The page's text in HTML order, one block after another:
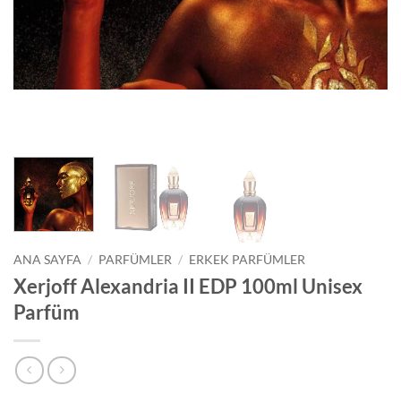
ANA SAYFA / PARFÜMLER / ERKEK PARFÜMLER
Xerjoff Alexandria II EDP 100ml Unisex
Parfüm